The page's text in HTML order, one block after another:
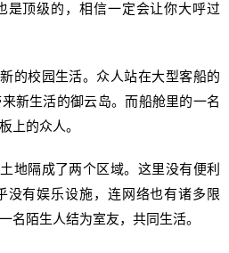
是顶级的，相信一定会让你大呼过
校园生活。众人站在大型客船的
新生活的御云岛。而船舱里的一名
上的众人。
隔成了两个区域。这里没有便利
没有娱乐设施，连网络也有诸多限
名陌生人结为室友，共同生活。